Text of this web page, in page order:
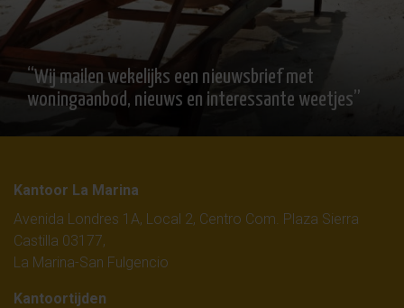
“Wij mailen wekelijks een nieuwsbrief met
woningaanbod, nieuws en interessante weetjes”
Kantoor La Marina
Avenida Londres 1A, Local 2, Centro Com. Plaza Sierra
Castilla 03177,
La Marina-San Fulgencio
Kantoortijden